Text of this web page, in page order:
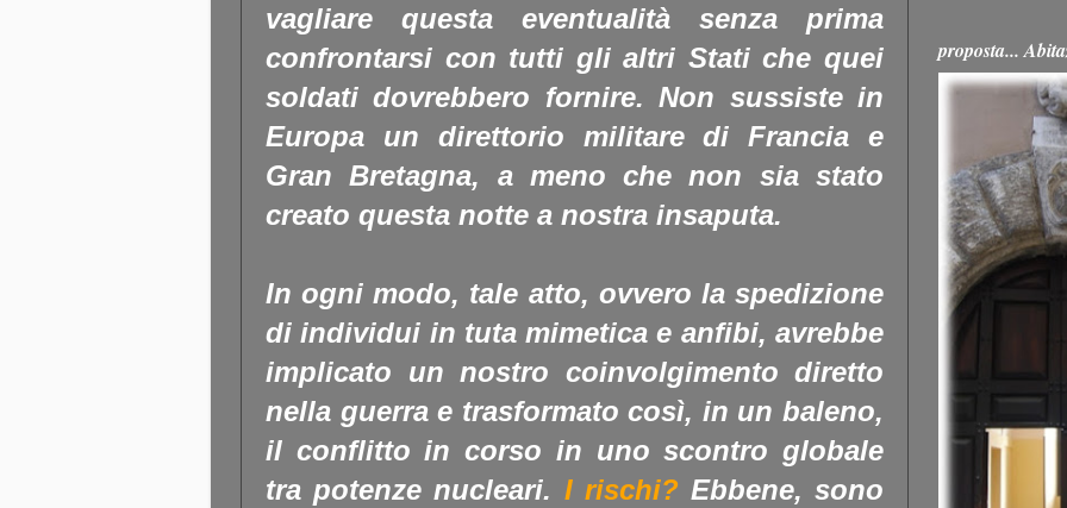
vagliare questa eventualità senza prima
confrontarsi con tutti gli altri Stati che quei
soldati dovrebbero fornire.Non sussiste in
Europa un direttorio militare di Francia e
Gran Bretagna, a meno che non sia stato
creato questa notte a nostra insaputa.
In ogni modo, tale atto, ovvero la spedizione
di individui in tuta mimetica e anfibi, avrebbe
implicato un nostro coinvolgimento diretto
nella guerra e trasformato così, in un baleno,
il conflitto in corso in uno scontro globale
tra potenze nucleari. I rischi? Ebbene, sono
proposta...